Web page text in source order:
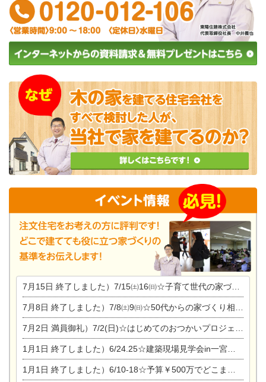
7月15日 終了しました）7/15㈯16㈰☆子育て世代の家づくり相談会
7月8日 終了しました）7/8㈯9㈰☆50代からの家づくり相談会
7月2日 満員御礼）7/2(日)☆はじめてのおつかいプロジェクト
1月1日 終了しました）6/24.25☆建築現場見学会in一宮市木曽川町
1月1日 終了しました）6/10-18☆予算￥500万でどこまでできるの？リフォーム相談会